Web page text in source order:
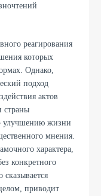
реагирования
которых
Однако,
подход
актов
страны
улучшению жизни
мнения.
характера,
конкретного
приводит